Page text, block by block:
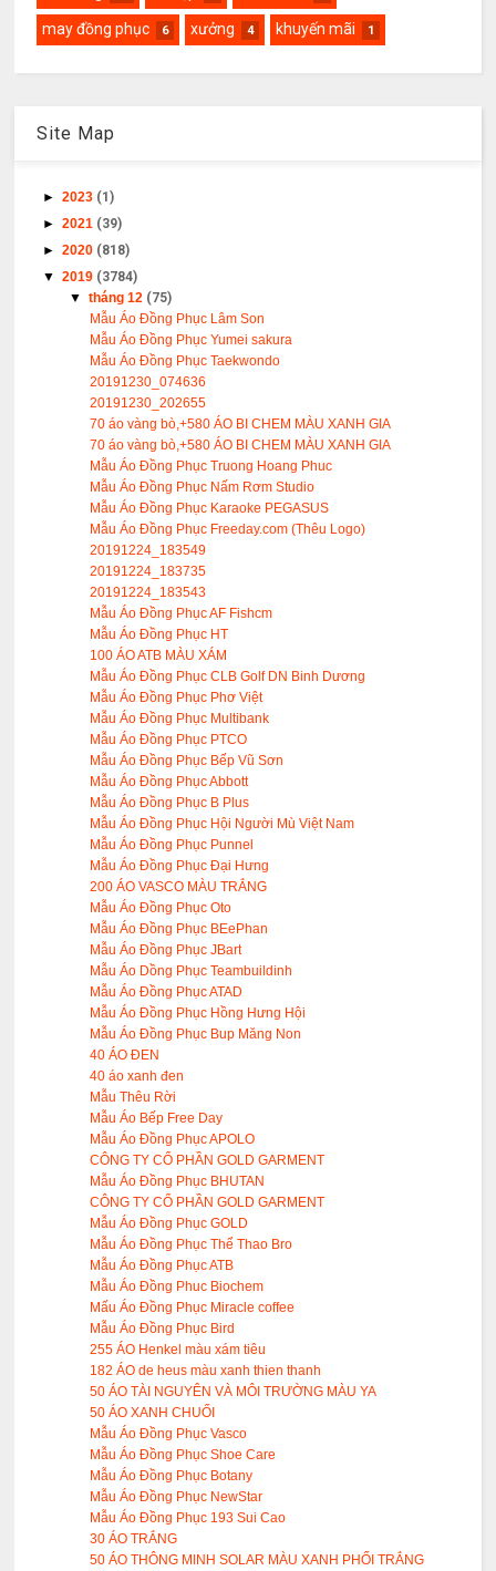
may đồng phục 6 xưởng 4 khuyến mãi 1
Site Map
►2023 (1)
►2021 (39)
►2020 (818)
▼2019 (3784)
▼tháng 12 (75)
Mẫu Áo Đồng Phục Lâm Son
Mẫu Áo Đồng Phục Yumei sakura
Mẫu Áo Đồng Phục Taekwondo
20191230_074636
20191230_202655
70 áo vàng bò,+580 ÁO BI CHEM MÀU XANH GIA
70 áo vàng bò,+580 ÁO BI CHEM MÀU XANH GIA
Mẫu Áo Đồng Phục Truong Hoang Phuc
Mẫu Áo Đồng Phục Nấm Rơm Studio
Mẫu Áo Đồng Phục Karaoke PEGASUS
Mẫu Áo Đồng Phục Freeday.com (Thêu Logo)
20191224_183549
20191224_183735
20191224_183543
Mẫu Áo Đồng Phục AF Fishcm
Mẫu Áo Đồng Phục HT
100 ÁO ATB MÀU XÁM
Mẫu Áo Đồng Phục CLB Golf DN Binh Dương
Mẫu Áo Đồng Phục Phơ Việt
Mẫu Áo Đồng Phục Multibank
Mẫu Áo Đồng Phục PTCO
Mẫu Áo Đồng Phục Bếp Vũ Sơn
Mẫu Áo Đồng Phục Abbott
Mẫu Áo Đồng Phục B Plus
Mẫu Áo Đồng Phục Hội Người Mù Việt Nam
Mẫu Áo Đồng Phục Punnel
Mẫu Áo Đồng Phục Đại Hưng
200 ÁO VASCO MÀU TRẮNG
Mẫu Áo Đồng Phục Oto
Mẫu Áo Đồng Phục BEePhan
Mẫu Áo Đồng Phục JBart
Mẫu Áo Dồng Phục Teambuildinh
Mẫu Áo Đồng Phục ATAD
Mẫu Áo Đồng Phục Hồng Hưng Hội
Mẫu Áo Đồng Phục Bup Măng Non
40 ÁO ĐEN
40 áo xanh đen
Mẫu Thêu Rời
Mẫu Áo Bếp Free Day
Mẫu Áo Đồng Phục APOLO
CÔNG TY CỔ PHẦN GOLD GARMENT
Mẫu Áo Đồng Phục BHUTAN
CÔNG TY CỔ PHẦN GOLD GARMENT
Mẫu Áo Đồng Phục GOLD
Mẫu Áo Đồng Phục Thể Thao Bro
Mẫu Áo Đồng Phục ATB
Mẫu Áo Đồng Phuc Biochem
Mấu Áo Đồng Phục Miracle coffee
Mẫu Áo Đồng Phục Bird
255 ÁO Henkel màu xám tiêu
182 ÁO de heus màu xanh thien thanh
50 ÁO TÀI NGUYÊN VÀ MÔI TRƯỜNG MÀU YA
50 ÁO XANH CHUỐI
Mẫu Áo Đồng Phục Vasco
Mẫu Áo Đồng Phục Shoe Care
Mẫu Áo Đồng Phục Botany
Mẫu Áo Đồng Phục NewStar
Mẫu Áo Đồng Phục 193 Sui Cao
30 ÁO TRẮNG
50 ÁO THÔNG MINH SOLAR MÀU XANH PHỐI TRẮNG